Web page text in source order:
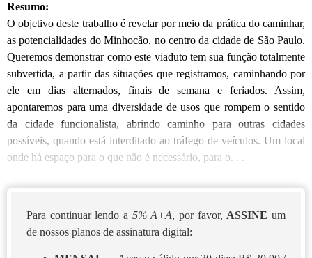
Resumo:
O objetivo deste trabalho é revelar por meio da prática do caminhar,
as potencialidades do Minhocão, no centro da cidade de São Paulo.
Queremos demonstrar como este viaduto tem sua função totalmente
subvertida, a partir das situações que registramos, caminhando por
ele em dias alternados, finais de semana e feriados. Assim,
apontaremos para uma diversidade de usos que rompem o sentido
da cidade funcionalista, abrindo caminho para outras cidades
possíveis, quando está interditado ao tráfego de veículos. Um local
onde há espaço para o que não é necessário, para o. . .
Para continuar lendo a 5% A+A, por favor, ASSINE um
de nossos planos de assinatura digital: